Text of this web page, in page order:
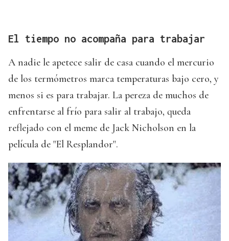
El tiempo no acompaña para trabajar
A nadie le apetece salir de casa cuando el mercurio
de los termómetros marca temperaturas bajo cero, y
menos si es para trabajar. La pereza de muchos de
enfrentarse al frío para salir al trabajo, queda
reflejado con el meme de Jack Nicholson en la
película de "El Resplandor".